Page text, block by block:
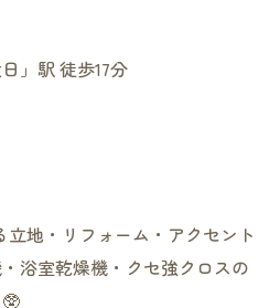
」駅 徒歩17分
地・リフォーム・アクセント
浴室乾燥機・クセ強クロスの